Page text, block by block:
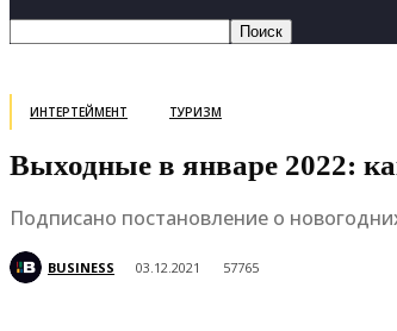
ИНТЕРТЕЙМЕНТ ТУРИЗМ
Выходные в январе 2022:
Подписано постановление о
BUSINESS 03.12.2021 57765